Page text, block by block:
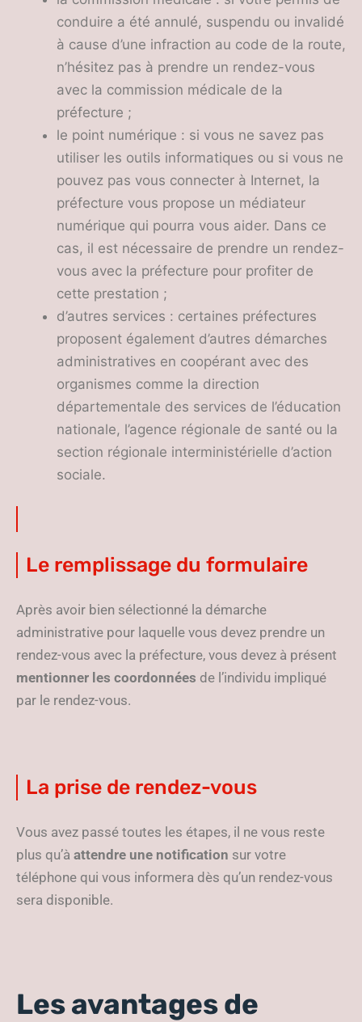
conduire a été annulé, suspendu ou invalidé
à cause d’une infraction au code de la route,
n’hésitez pas à prendre un rendez-vous
avec la commission médicale de la
préfecture ;
le point numérique : si vous ne savez pas
utiliser les outils informatiques ou si vous ne
pouvez pas vous connecter à Internet, la
préfecture vous propose un médiateur
numérique qui pourra vous aider. Dans ce
cas, il est nécessaire de prendre un rendez-
vous avec la préfecture pour profiter de
cette prestation ;
d’autres services : certaines préfectures
proposent également d’autres démarches
administratives en coopérant avec des
organismes comme la direction
départementale des services de l’éducation
nationale, l’agence régionale de santé ou la
section régionale interministérielle d’action
sociale.
Le remplissage du formulaire
Après avoir bien sélectionné la démarche
administrative pour laquelle vous devez prendre un
rendez-vous avec la préfecture, vous devez à présent
mentionner les coordonnées de l’individu impliqué
par le rendez-vous.
La prise de rendez-vous
Vous avez passé toutes les étapes, il ne vous reste
plus qu’à attendre une notification sur votre
téléphone qui vous informera dès qu’un rendez-vous
sera disponible.
Les avantages de